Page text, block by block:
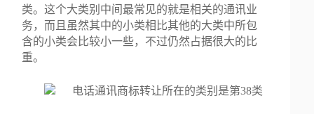
类。这个大类别中间最常见的就是相关的通讯业
务，而且虽然其中的小类相比其他的大类中所包
含的小类会比较小一些，不过仍然占据很大的比
重。